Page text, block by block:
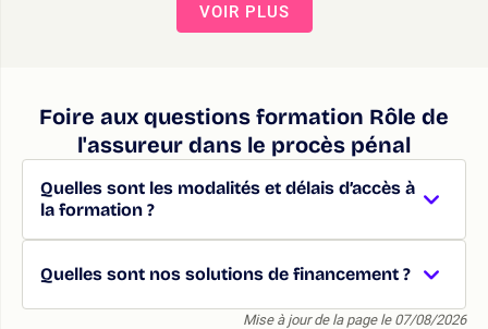
VOIR PLUS
Foire aux questions formation Rôle de
l'assureur dans le procès pénal
Quelles sont les modalités et délais d’accès à
la formation ?
Quelles sont nos solutions de financement ?
Mise à jour de la page le 07/08/2026